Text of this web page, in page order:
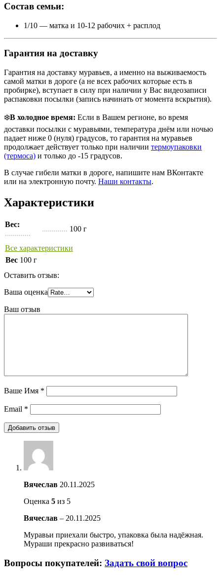
Состав семьи:
1/10 — матка и 10-12 рабочих + расплод
Гарантия на доставку
Гарантия на доставку муравьев, а именно на выживаемость
самой матки в дороге (а не всех рабочих которые есть в
пробирке), вступает в силу при наличии у Вас видеозаписи
распаковки посылки (запись начинать от момента вскрытия).
❄️В холодное время: Если в Вашем регионе, во время
доставки посылки с муравьями, температура днём или ночью
падает ниже 0 (нуля) градусов, то гарантия на муравьев
продолжает действует только при наличии термоупаковки
(термоса) и только до -15 градусов.
В случае гибели матки в дороге, напишите нам ВКонтакте
или на электронную почту. Наши контакты.
Характеристики
Вес:
.............
............. 100 г
Все характеристики
Вес 100 г
Оставить отзыв:
Ваша оценка
Ваш отзыв
Ваше Имя *
Email *
Вячеслав 20.11.2025
Оценка 5 из 5
Вячеслав – 20.11.2025
Муравьи приехали быстро, упаковка была надёжная.
Мураши прекрасно развиваться!
Вопросы покупателей: Задать свой вопрос